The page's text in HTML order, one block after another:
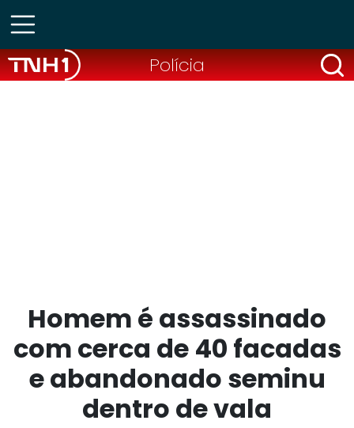
Polícia
Homem é assassinado
com cerca de 40 facadas
e abandonado seminu
dentro de vala